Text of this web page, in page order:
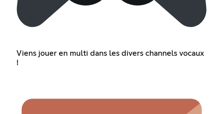
Viens jouer en multi dans les divers channels vocaux
!